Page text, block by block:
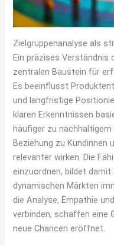
Zielgruppenanalyse als
Ein präzises Verständnis
zentralen Baustein für
Es beeinflusst
und langfristige
klaren Erkenntnissen
häufiger zu
Beziehung zu Kundinnen
relevanter wirken. Die
einzuordnen, bildet
dynamischen Märkten
die Analyse, Empathie
verbinden, schaffen eine
neue Chancen eröffnet.